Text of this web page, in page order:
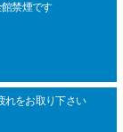
禁煙です
れをお取り下さい